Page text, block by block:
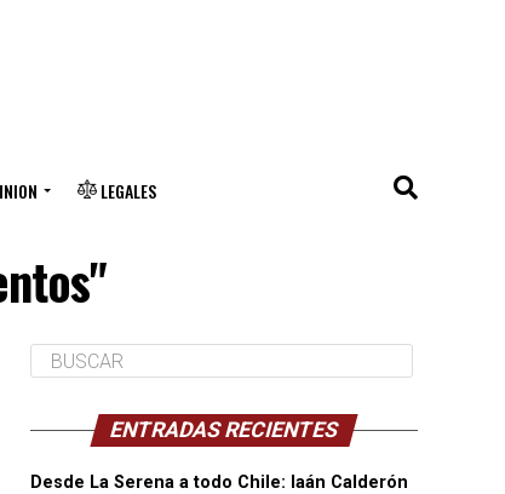
LEGALES
ENTRADAS RECIENTES
Desde La Serena a todo Chile: Iaán Calderón